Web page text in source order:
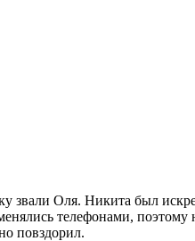
звали Оля. Никита был
телефонами,
повздорил.